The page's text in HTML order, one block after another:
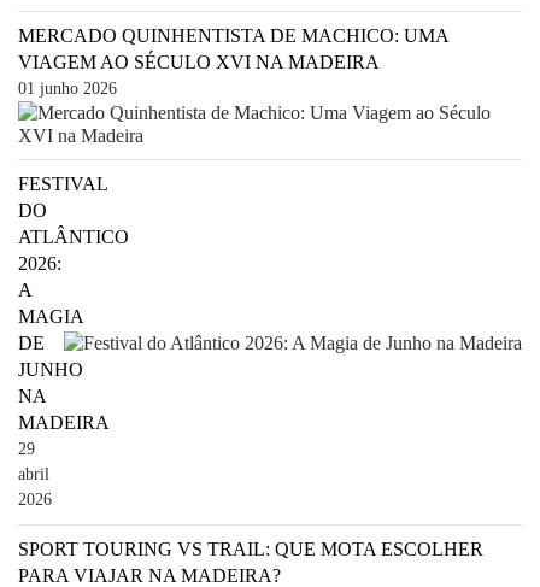
MERCADO QUINHENTISTA DE MACHICO: UMA
VIAGEM AO SÉCULO XVI NA MADEIRA
01 junho 2026
FESTIVAL
DO
ATLÂNTICO
2026:
A
MAGIA
DE
JUNHO
NA
MADEIRA
29
abril
2026
SPORT TOURING VS TRAIL: QUE MOTA ESCOLHER
PARA VIAJAR NA MADEIRA?